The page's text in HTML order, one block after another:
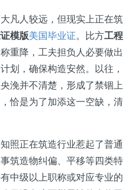
人较远，但现实上正在筑
模版美国毕业证。比方工程
重降，工夫担负人必要做出
划，确保构造安然。以往，
浼并不清楚，形成了禁锢上
恰是为了加添这一空缺，清
正在筑造行业惹起了普通
筑造物纠偏、平移等四类特
中级以上职称或对应专业的